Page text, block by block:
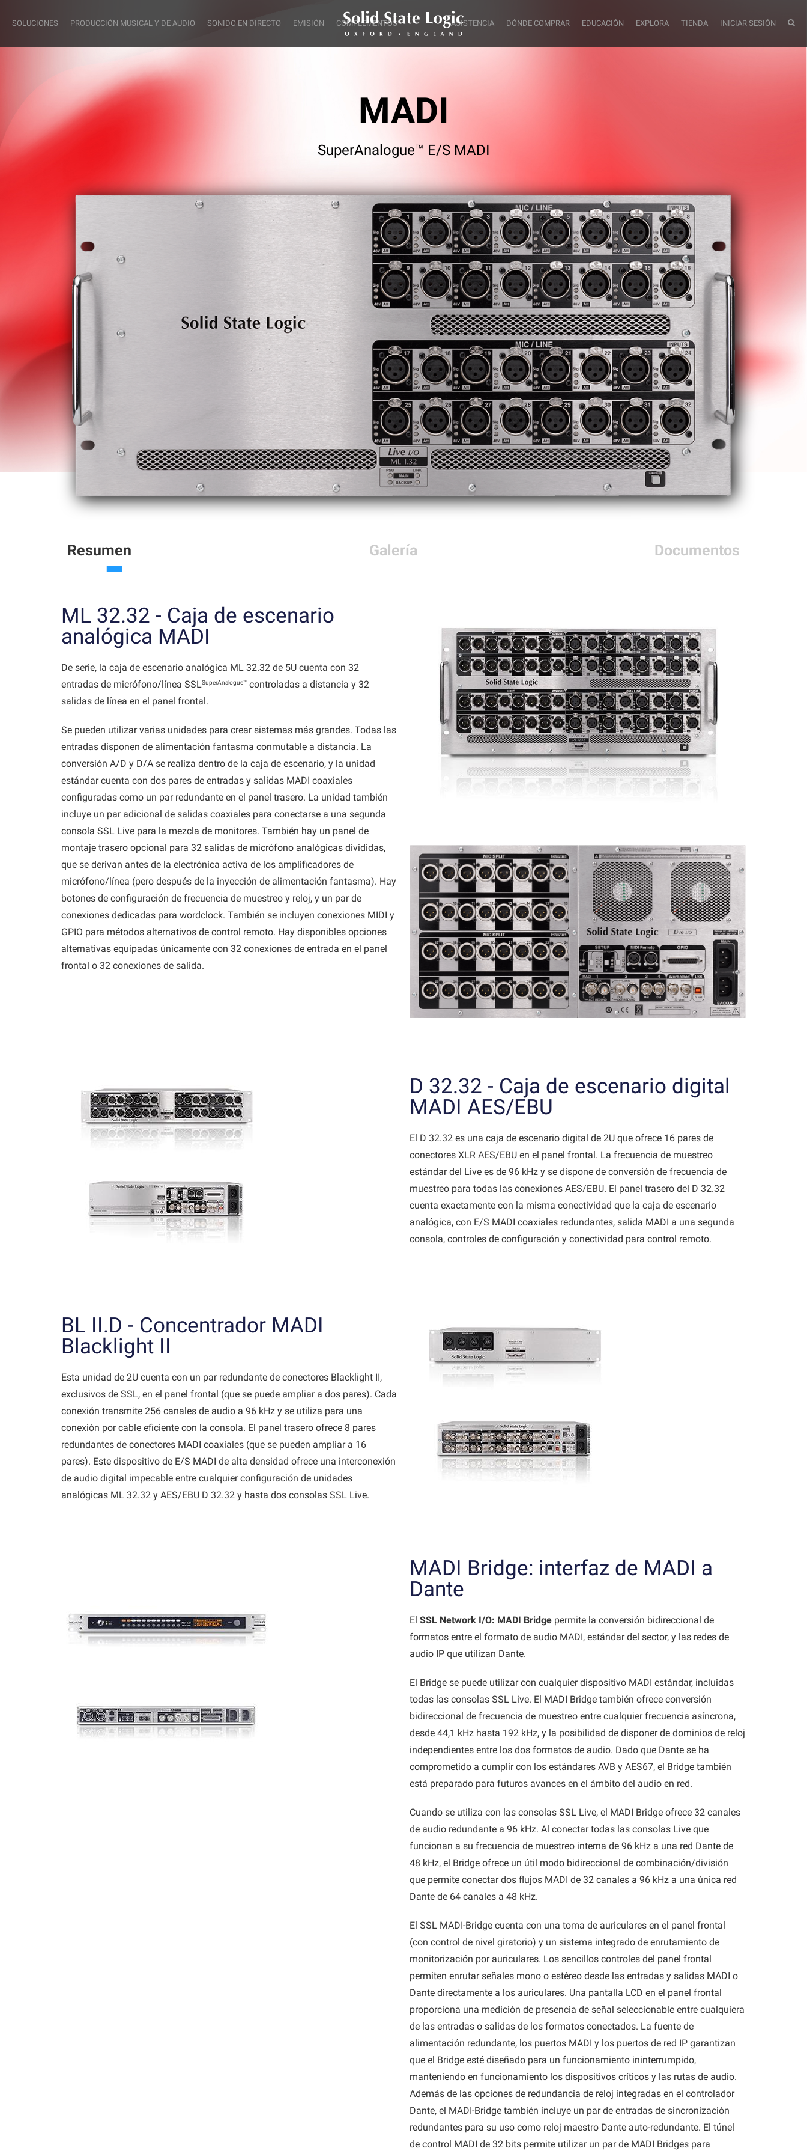
SOLUCIONES PRODUCCIÓN MUSICAL Y DE AUDIO SONIDO EN DIRECTO EMISIÓN COMPLEMENTOS ASISTENCIA DÓNDE COMPRAR EDUCACIÓN EXPLORA TIENDA INICIAR SESIÓN
MADI
SuperAnalogue™ E/S MADI
Resumen Galería Documentos
ML 32.32 - Caja de escenario
analógica MADI
De serie, la caja de escenario analógica ML 32.32 de 5U cuenta con 32
entradas de micrófono/línea SSLSuperAnalogue™ controladas a distancia y 32
salidas de línea en el panel frontal.
Se pueden utilizar varias unidades para crear sistemas más grandes. Todas las
entradas disponen de alimentación fantasma conmutable a distancia. La
conversión A/D y D/A se realiza dentro de la caja de escenario, y la unidad
estándar cuenta con dos pares de entradas y salidas MADI coaxiales
configuradas como un par redundante en el panel trasero. La unidad también
incluye un par adicional de salidas coaxiales para conectarse a una segunda
consola SSL Live para la mezcla de monitores. También hay un panel de
montaje trasero opcional para 32 salidas de micrófono analógicas divididas,
que se derivan antes de la electrónica activa de los amplificadores de
micrófono/línea (pero después de la inyección de alimentación fantasma). Hay
botones de configuración de frecuencia de muestreo y reloj, y un par de
conexiones dedicadas para wordclock. También se incluyen conexiones MIDI y
GPIO para métodos alternativos de control remoto. Hay disponibles opciones
alternativas equipadas únicamente con 32 conexiones de entrada en el panel
frontal o 32 conexiones de salida.
D 32.32 - Caja de escenario digital
MADI AES/EBU
El D 32.32 es una caja de escenario digital de 2U que ofrece 16 pares de
conectores XLR AES/EBU en el panel frontal. La frecuencia de muestreo
estándar del Live es de 96 kHz y se dispone de conversión de frecuencia de
muestreo para todas las conexiones AES/EBU. El panel trasero del D 32.32
cuenta exactamente con la misma conectividad que la caja de escenario
analógica, con E/S MADI coaxiales redundantes, salida MADI a una segunda
consola, controles de configuración y conectividad para control remoto.
BL II.D - Concentrador MADI
Blacklight II
Esta unidad de 2U cuenta con un par redundante de conectores Blacklight II,
exclusivos de SSL, en el panel frontal (que se puede ampliar a dos pares). Cada
conexión transmite 256 canales de audio a 96 kHz y se utiliza para una
conexión por cable eficiente con la consola. El panel trasero ofrece 8 pares
redundantes de conectores MADI coaxiales (que se pueden ampliar a 16
pares). Este dispositivo de E/S MADI de alta densidad ofrece una interconexión
de audio digital impecable entre cualquier configuración de unidades
analógicas ML 32.32 y AES/EBU D 32.32 y hasta dos consolas SSL Live.
MADI Bridge: interfaz de MADI a
Dante
El SSL Network I/O: MADI Bridge permite la conversión bidireccional de
formatos entre el formato de audio MADI, estándar del sector, y las redes de
audio IP que utilizan Dante.
El Bridge se puede utilizar con cualquier dispositivo MADI estándar, incluidas
todas las consolas SSL Live. El MADI Bridge también ofrece conversión
bidireccional de frecuencia de muestreo entre cualquier frecuencia asíncrona,
desde 44,1 kHz hasta 192 kHz, y la posibilidad de disponer de dominios de reloj
independientes entre los dos formatos de audio. Dado que Dante se ha
comprometido a cumplir con los estándares AVB y AES67, el Bridge también
está preparado para futuros avances en el ámbito del audio en red.
Cuando se utiliza con las consolas SSL Live, el MADI Bridge ofrece 32 canales
de audio redundante a 96 kHz. Al conectar todas las consolas Live que
funcionan a su frecuencia de muestreo interna de 96 kHz a una red Dante de
48 kHz, el Bridge ofrece un útil modo bidireccional de combinación/división
que permite conectar dos flujos MADI de 32 canales a 96 kHz a una única red
Dante de 64 canales a 48 kHz.
El SSL MADI-Bridge cuenta con una toma de auriculares en el panel frontal
(con control de nivel giratorio) y un sistema integrado de enrutamiento de
monitorización por auriculares. Los sencillos controles del panel frontal
permiten enrutar señales mono o estéreo desde las entradas y salidas MADI o
Dante directamente a los auriculares. Una pantalla LCD en el panel frontal
proporciona una medición de presencia de señal seleccionable entre cualquiera
de las entradas o salidas de los formatos conectados. La fuente de
alimentación redundante, los puertos MADI y los puertos de red IP garantizan
que el Bridge esté diseñado para un funcionamiento ininterrumpido,
manteniendo en funcionamiento los dispositivos críticos y las rutas de audio.
Además de las opciones de redundancia de reloj integradas en el controlador
Dante, el MADI-Bridge también incluye un par de entradas de sincronización
redundantes para su uso como reloj maestro Dante auto-redundante. El túnel
de control MADI de 32 bits permite utilizar un par de MADI Bridges para